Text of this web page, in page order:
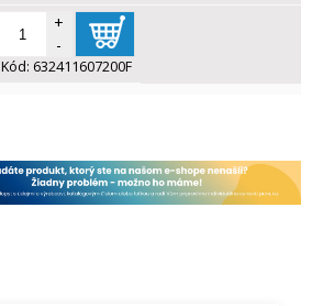
+
-
Kód: 632411607200F